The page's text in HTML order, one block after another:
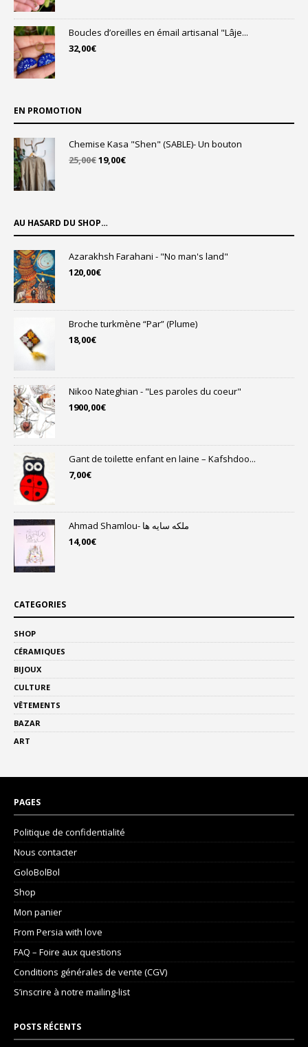
Boucles d’oreilles en émail artisanal "Lâje...
32,00€
EN PROMOTION
Chemise Kasa "Shen" (SABLE)- Un bouton
25,00€Le
19,00€Le
AU HASARD DU SHOP…
Azarakhsh Farahani - "No man's land"
120,00€
Broche turkmène “Par” (Plume)
18,00€
Nikoo Nateghian - "Les paroles du coeur"
1900,00€
Gant de toilette enfant en laine – Kafshdoo...
7,00€
Ahmad Shamlou- ملکه سایه ها
14,00€
CATEGORIES
SHOP
CÉRAMIQUES
BIJOUX
CULTURE
VÊTEMENTS
BAZAR
ART
PAGES
Politique de confidentialité
Nous contacter
GoloBolBol
Shop
Mon panier
From Persia with love
FAQ – Foire aux questions
Conditions générales de vente (CGV)
S’inscrire à notre mailing-list
POSTS RÉCENTS